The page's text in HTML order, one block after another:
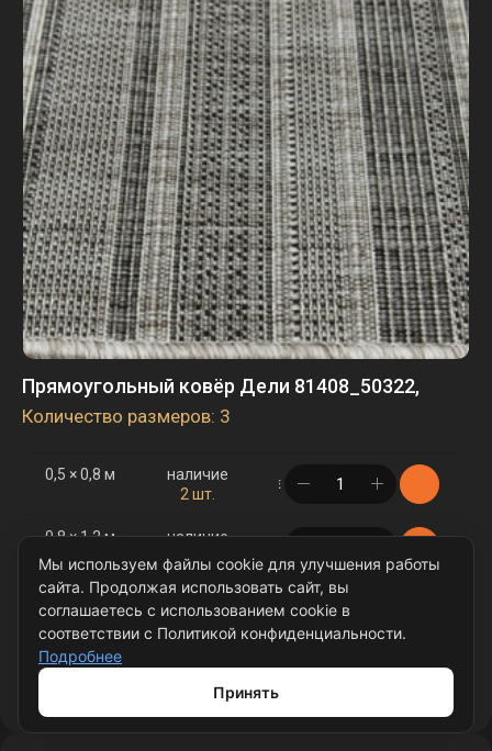
Прямоугольный ковёр Дели 81408_50322,
Количество размеров: 3
0,5 × 0,8 м
наличие
2 шт.
в корзине
0,8 × 1,2 м
наличие
2 шт.
1,2 × 1,7 м
наличие
6 шт.
в корзине
Подробнее
Мы используем файлы cookie для улучшения работы
сайта. Продолжая использовать сайт, вы
соглашаетесь с использованием cookie в
соответствии с Политикой конфиденциальности.
Подробнее
Принять